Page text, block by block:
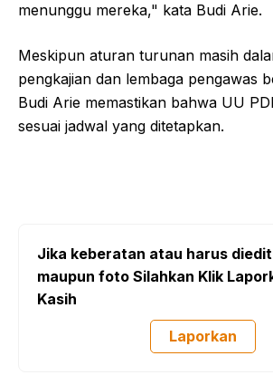
menunggu mereka," kata Budi Arie.
Meskipun aturan turunan masih
pengkajian dan lembaga pengawas
Budi Arie memastikan bahwa UU
sesuai jadwal yang ditetapkan.
Jika keberatan atau harus
maupun foto Silahkan Klik
Kasih
Laporkan